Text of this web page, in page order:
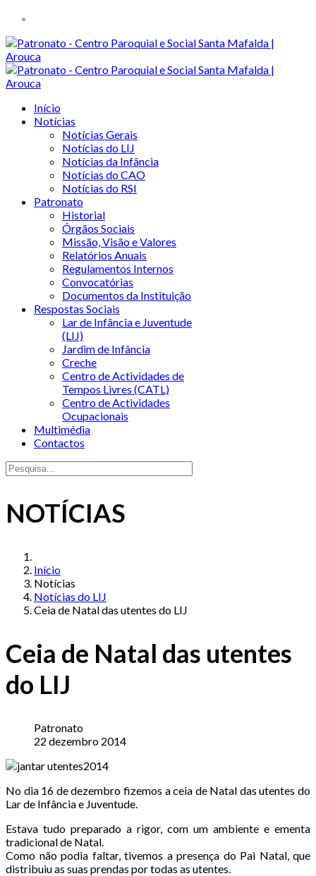
Início
Notícias
Notícias Gerais
Notícias do LIJ
Notícias da Infância
Notícias do CAO
Notícias do RSI
Patronato
Historial
Órgãos Sociais
Missão, Visão e Valores
Relatórios Anuais
Regulamentos Internos
Convocatórias
Documentos da Instituição
Respostas Sociais
Lar de Infância e Juventude
(LIJ)
Jardim de Infância
Creche
Centro de Actividades de
Tempos Livres (CATL)
Centro de Actividades
Ocupacionais
Multimédia
Contactos
NOTÍCIAS
Início
Notícias
Notícias do LIJ
Ceia de Natal das utentes do LIJ
Ceia de Natal das utentes
do LIJ
Patronato
22 dezembro 2014
No dia 16 de dezembro fizemos a ceia de Natal das utentes do
Lar de Infância e Juventude.
Estava tudo preparado a rigor, com um ambiente e ementa
tradicional de Natal.
Como não podia faltar, tivemos a presença do Pai Natal, que
distribuiu as suas prendas por todas as utentes.